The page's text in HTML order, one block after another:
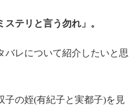
ステリと言う勿れ」。
バレについて紹介したいと思
子の姪(有紀子と実都子)を見